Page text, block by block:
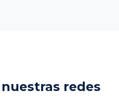
redes